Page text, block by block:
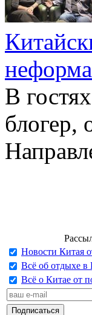
В
блогер,
Новости Китая
Всё об отдыхе в
Всё о Китае от